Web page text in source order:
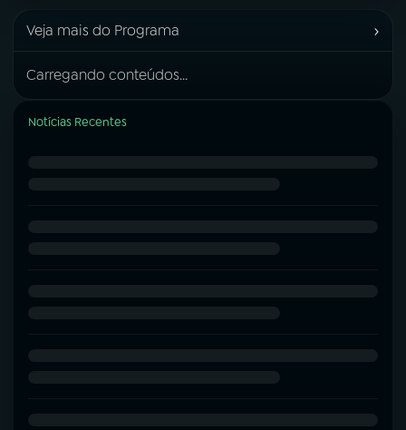
Veja mais do Programa ›
Carregando conteúdos...
Notícias Recentes